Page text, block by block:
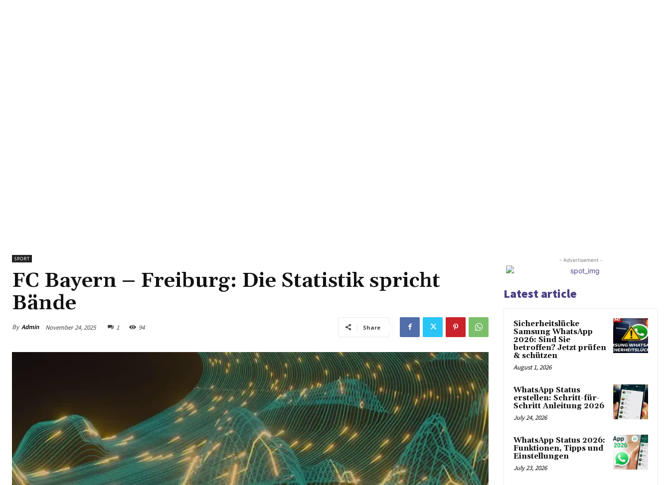
SPORT
FC Bayern – Freiburg: Die Statistik spricht
Bände
By Admin November 24, 2025 1 94 Share
- Advertisement -
Latest article
Sicherheitslücke
Samsung WhatsApp
2026: Sind Sie
betroffen? Jetzt prüfen
& schützen
August 1, 2026
WhatsApp Status
erstellen: Schritt-für-
Schritt Anleitung 2026
July 24, 2026
WhatsApp Status 2026:
Funktionen, Tipps und
Einstellungen
July 23, 2026